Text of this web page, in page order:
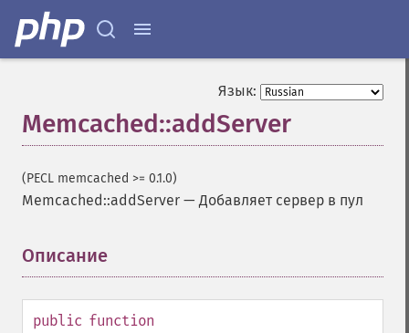
Язык:
Memcached::addServer
(PECL memcached >= 0.1.0)
Memcached::addServer —Добавляет сервер в пул
Описание
public function